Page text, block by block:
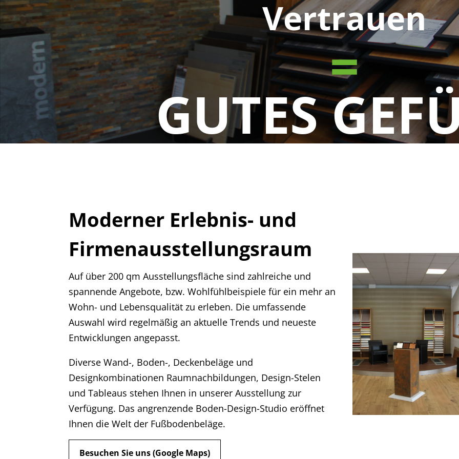
Vertrauen
=
GUTES
Moderner Erlebnis- und
Firmenausstellungsraum
Auf über 200 qm Ausstellungsfläche sind zahlreiche und
spannende Angebote, bzw. Wohlfühlbeispiele für ein mehr an
Wohn- und Lebensqualität zu erleben. Die umfassende
Auswahl wird regelmäßig an aktuelle Trends und neueste
Entwicklungen angepasst.
Diverse Wand-, Boden-, Deckenbeläge und
Designkombinationen Raumnachbildungen, Design-Stelen
und Tableaus stehen Ihnen in unserer Ausstellung zur
Verfügung. Das angrenzende Boden-Design-Studio eröffnet
Ihnen die Welt der Fußbodenbeläge.
Besuchen Sie uns (Google Maps)